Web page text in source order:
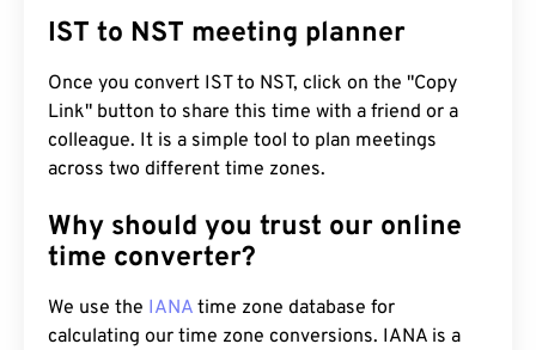
IST to NST meeting planner
Once you convert IST to NST, click on the "Copy
Link" button to share this time with a friend or a
colleague. It is a simple tool to plan meetings
across two different time zones.
Why should you trust our online
time converter?
We use the IANA time zone database for
calculating our time zone conversions. IANA is a